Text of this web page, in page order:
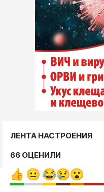
ЛЕНТА НАСТРОЕНИЯ
66 ОЦЕНИЛИ